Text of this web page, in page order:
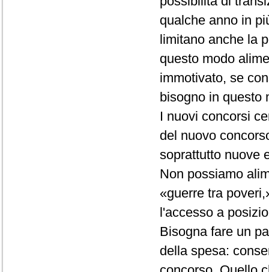
qualche anno in
limitano anche la
questo modo
immotivato, se
bisogno in questo
I nuovi concorsi
del nuovo
soprattutto nuove
Non possiamo
«guerre tra
l'accesso a
Bisogna fare un
della spesa: